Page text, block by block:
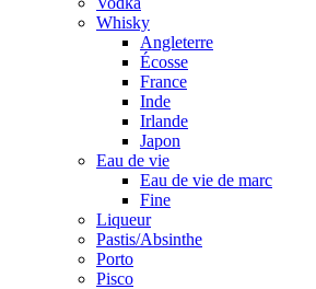
Whisky
Angleterre
Écosse
France
Inde
Irlande
Japon
Eau de vie
Eau de vie de marc
Fine
Liqueur
Pastis/Absinthe
Porto
Pisco